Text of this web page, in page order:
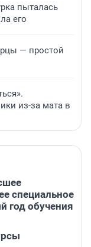
пыталась
его
— простой
из-за мата в
специальное
год обучения